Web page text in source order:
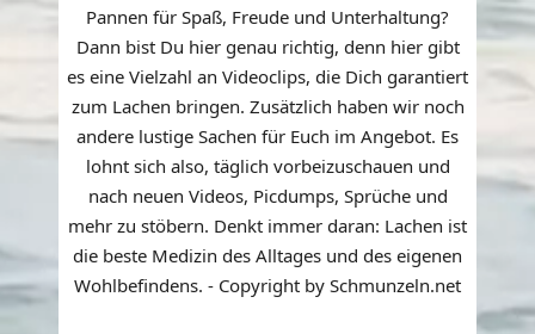
Pannen für Spaß, Freude und Unterhaltung?
Dann bist Du hier genau richtig, denn hier gibt
es eine Vielzahl an Videoclips, die Dich garantiert
zum Lachen bringen. Zusätzlich haben wir noch
andere lustige Sachen für Euch im Angebot. Es
lohnt sich also, täglich vorbeizuschauen und
nach neuen Videos, Picdumps, Sprüche und
mehr zu stöbern. Denkt immer daran: Lachen ist
die beste Medizin des Alltages und des eigenen
Wohlbefindens. - Copyright by Schmunzeln.net